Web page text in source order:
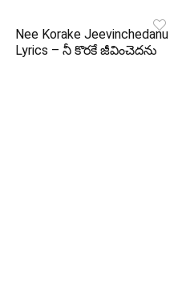
Nee Korake Jeevinchedanu
Lyrics – నీ కొరకే జీవించెదను